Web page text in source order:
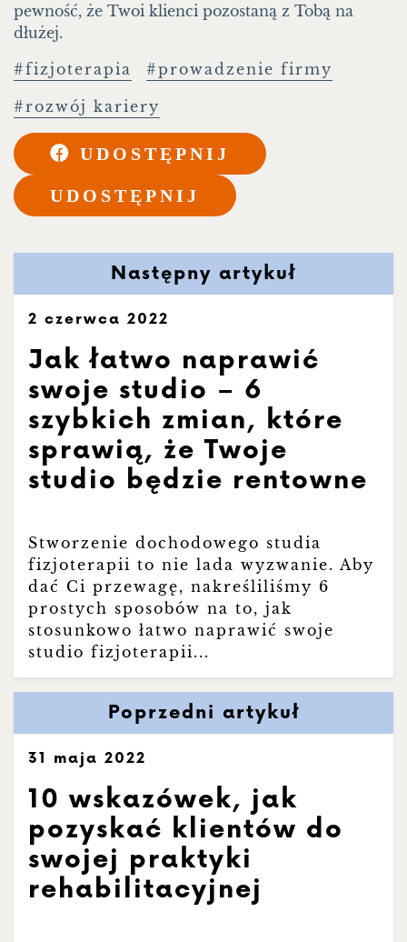
pewność, że Twoi klienci pozostaną z Tobą na
dłużej.
fizjoterapia
prowadzenie firmy
rozwój kariery
UDOSTĘPNIJ
UDOSTĘPNIJ
Następny artykuł
2 czerwca 2022
Jak łatwo naprawić
swoje studio – 6
szybkich zmian, które
sprawią, że Twoje
studio będzie rentowne
Stworzenie dochodowego studia
fizjoterapii to nie lada wyzwanie. Aby
dać Ci przewagę, nakreśliliśmy 6
prostych sposobów na to, jak
stosunkowo łatwo naprawić swoje
studio fizjoterapii...
Poprzedni artykuł
31 maja 2022
10 wskazówek, jak
pozyskać klientów do
swojej praktyki
rehabilitacyjnej